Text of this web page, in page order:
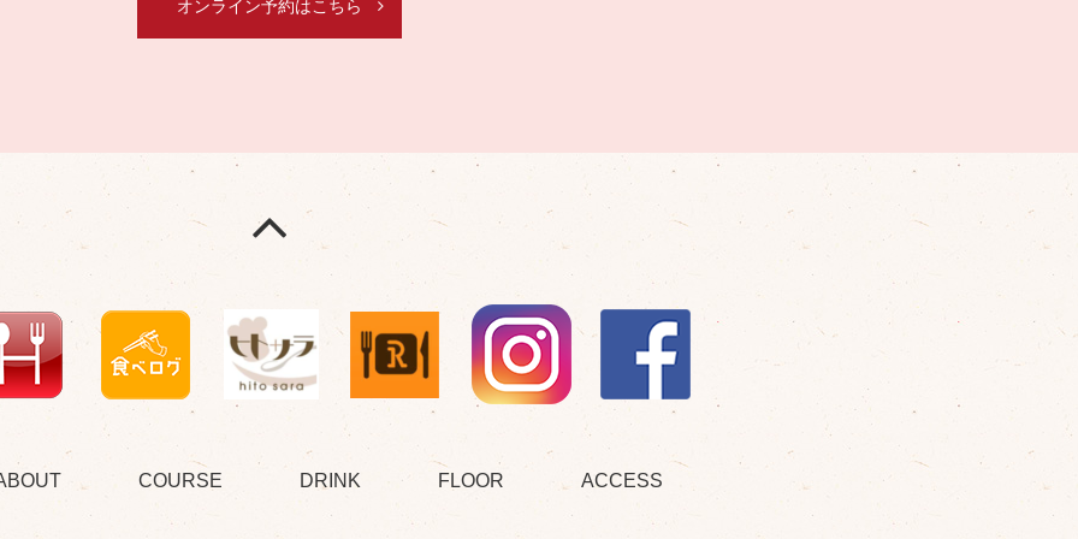
オンライン予約はこちら
COURSE DRINK FLOOR ACCESS